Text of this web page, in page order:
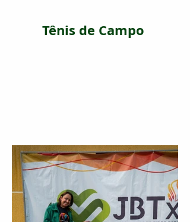
Tênis de Campo